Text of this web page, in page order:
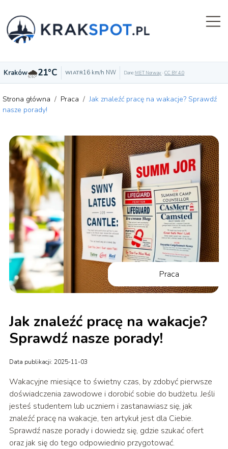
Kraków🌧️21°C WIATR16 km/h NW Dane:MET Norway·CC BY 4.0
Strona główna / Praca /Jak znaleźć pracę na wakacje? Sprawdź
nasze porady!
Praca
Jak znaleźć pracę na wakacje?
Sprawdź nasze porady!
Data publikacji: 2025-11-03
Wakacyjne miesiące to świetny czas, by zdobyć pierwsze
doświadczenia zawodowe i dorobić sobie do budżetu. Jeśli
jesteś studentem lub uczniem i zastanawiasz się, jak
znaleźć pracę na wakacje, ten artykuł jest dla Ciebie.
Sprawdź nasze porady i dowiedz się, gdzie szukać ofert
oraz jak się do tego odpowiednio przygotować.